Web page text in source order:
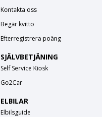
Kontakta oss
Begär kvitto
Efterregistrera poäng
SJÄLVBETJÄNING
Self Service Kiosk
Go2Car
ELBILAR
Elbilsguide